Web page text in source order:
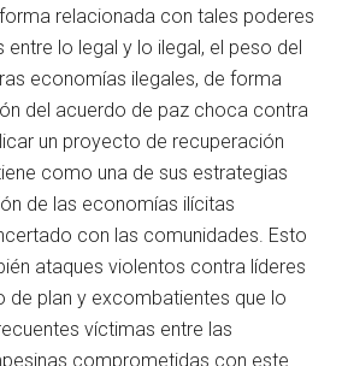
relacionada con tales poderes
lo legal y lo ilegal, el peso del
economías ilegales, de forma
del acuerdo de paz choca contra
un proyecto de recuperación
como una de sus estrategias
de las economías ilícitas
con las comunidades. Esto
ataques violentos contra líderes
de plan y excombatientes que lo
víctimas entre las
comprometidas con este